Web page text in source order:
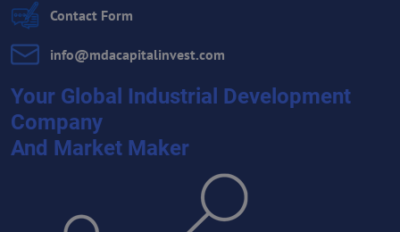
Contact Form
info​@mdacapitalinvest​.com
Your Global Industrial Development
Company
And Market Maker